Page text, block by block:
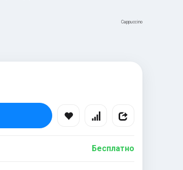
Cappuccino
Бесплатно